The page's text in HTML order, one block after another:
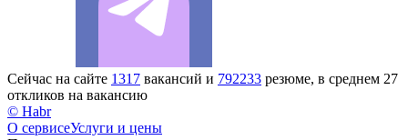
Сейчас на сайте 1317 вакансий и 792233 резюме, в среднем 27
откликов на вакансию
© Habr
О сервисеУслуги и цены